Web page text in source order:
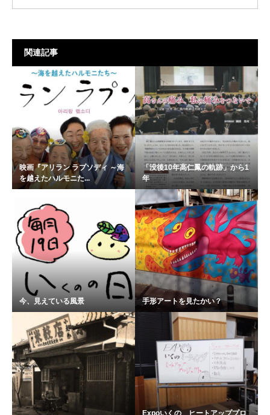
関連記事
映画『アリラン ラプソディ ～海
を越えたハルモニた...
「没後10年高仁鳳の軌跡」から1
年
今、見えている風景 手形アートを見たかい？
Expoいくの ヒートアッププロ